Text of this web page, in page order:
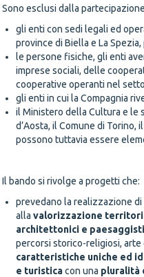
Sono esclusi dalla
gli enti con sedi legali ed
province di Biella e La
le persone fisiche, gli enti
imprese sociali, delle
cooperative operanti nel
gli enti in cui la Compagnia
il Ministero della Cultura e le
d’Aosta, il Comune di Torino,
possono tuttavia essere
Il bando si rivolge a progetti che:
prevedano la realizzazione di
allavalorizzazione
architettonici e
percorsi storico-religiosi,
caratteristiche uniche ed
e turisticacon una pluralità